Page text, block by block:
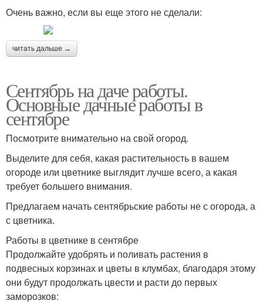
Очень важно, если вы еще этого не сделали:
читать дальше →
Сентябрь на даче работы.
Основные дачные работы в
сентябре
Посмотрите внимательно на свой огород.
Выделите для себя, какая растительность в вашем
огороде или цветнике выглядит лучше всего, а какая
требует большего внимания.
Предлагаем начать сентябрьские работы не с огорода, а
с цветника.
Работы в цветнике в сентябре
Продолжайте удобрять и поливать растения в
подвесных корзинах и цветы в клумбах, благодаря этому
они будут продолжать цвести и расти до первых
заморозков: